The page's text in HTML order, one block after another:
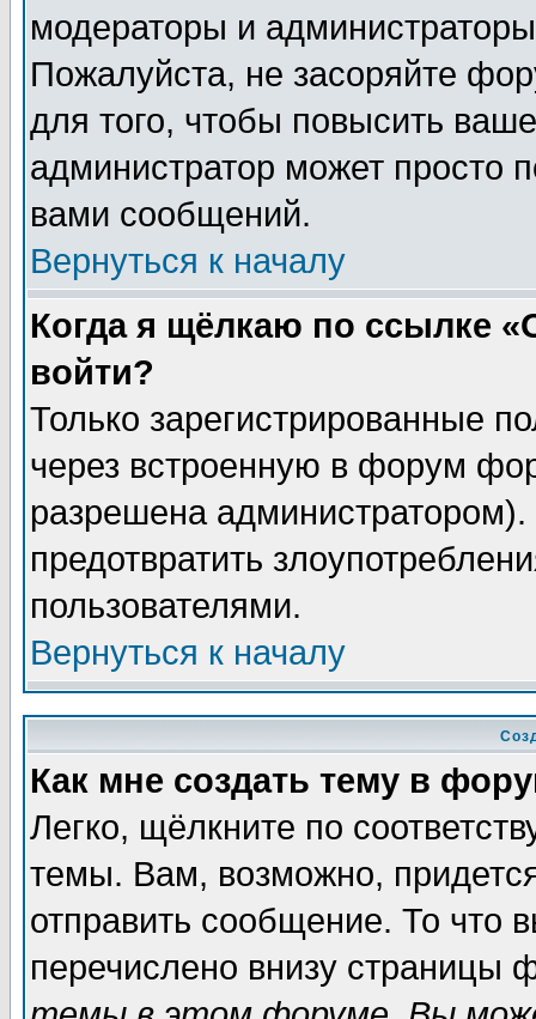
модераторы и
Пожалуйста, не засоряйте
для того, чтобы повысить
администратор может просто
вами сообщений.
Вернуться к началу
Когда я щёлкаю по ссылке
войти?
Только зарегистрированные
через встроенную в форум
разрешена
предотвратить
пользователями.
Вернуться к началу
Как мне создать тему в
Легко, щёлкните по
темы. Вам, возможно,
отправить сообщение. То что
перечислено внизу страницы